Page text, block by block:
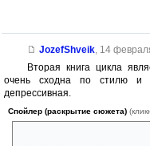
JozefShveik, 14
Вторая книга цикла
очень сходна по стилю и
депрессивная.
Спойлер (раскрытие сюжета)